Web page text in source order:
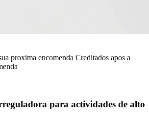
proxima encomenda Creditados apos a
para actividades de alto